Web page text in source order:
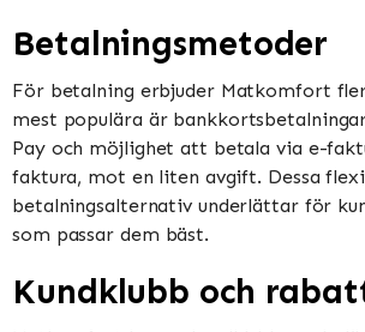
Betalningsmetoder
För betalning erbjuder Matkomfort
mest populära är
Pay och möjlighet att betala via e-
faktura, mot en liten avgift. Dessa
betalningsalternativ underlättar för
som passar dem bäst​​.
Kundklubb och